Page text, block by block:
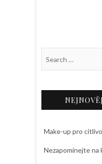
Make-up pro
Nezapomínejte na